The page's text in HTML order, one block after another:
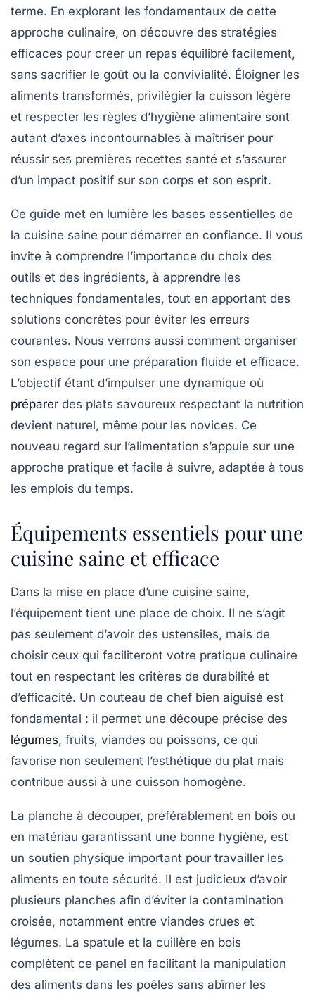
terme. En explorant les fondamentaux de cette
approche culinaire, on découvre des stratégies
efficaces pour créer un repas équilibré facilement,
sans sacrifier le goût ou la convivialité. Éloigner les
aliments transformés, privilégier la cuisson légère
et respecter les règles d’hygiène alimentaire sont
autant d’axes incontournables à maîtriser pour
réussir ses premières recettes santé et s’assurer
d’un impact positif sur son corps et son esprit.
Ce guide met en lumière les bases essentielles de
la cuisine saine pour démarrer en confiance. Il vous
invite à comprendre l’importance du choix des
outils et des ingrédients, à apprendre les
techniques fondamentales, tout en apportant des
solutions concrètes pour éviter les erreurs
courantes. Nous verrons aussi comment organiser
son espace pour une préparation fluide et efficace.
L’objectif étant d’impulser une dynamique où
préparer des plats savoureux respectant la nutrition
devient naturel, même pour les novices. Ce
nouveau regard sur l’alimentation s’appuie sur une
approche pratique et facile à suivre, adaptée à tous
les emplois du temps.
Équipements essentiels pour une
cuisine saine et efficace
Dans la mise en place d’une cuisine saine,
l’équipement tient une place de choix. Il ne s’agit
pas seulement d’avoir des ustensiles, mais de
choisir ceux qui faciliteront votre pratique culinaire
tout en respectant les critères de durabilité et
d’efficacité. Un couteau de chef bien aiguisé est
fondamental : il permet une découpe précise des
légumes, fruits, viandes ou poissons, ce qui
favorise non seulement l’esthétique du plat mais
contribue aussi à une cuisson homogène.
La planche à découper, préférablement en bois ou
en matériau garantissant une bonne hygiène, est
un soutien physique important pour travailler les
aliments en toute sécurité. Il est judicieux d’avoir
plusieurs planches afin d’éviter la contamination
croisée, notamment entre viandes crues et
légumes. La spatule et la cuillère en bois
complètent ce panel en facilitant la manipulation
des aliments dans les poêles sans abîmer les